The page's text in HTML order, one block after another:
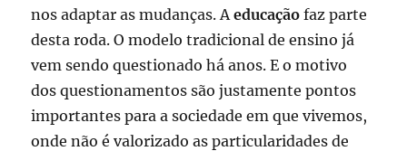
nos adaptar as mudanças. Aeducação faz parte
desta roda. O modelo tradicional de ensino já
vem sendo questionado há anos. E o motivo
dos questionamentos são justamente pontos
importantes para a sociedade em que vivemos,
onde não é valorizado as particularidades de